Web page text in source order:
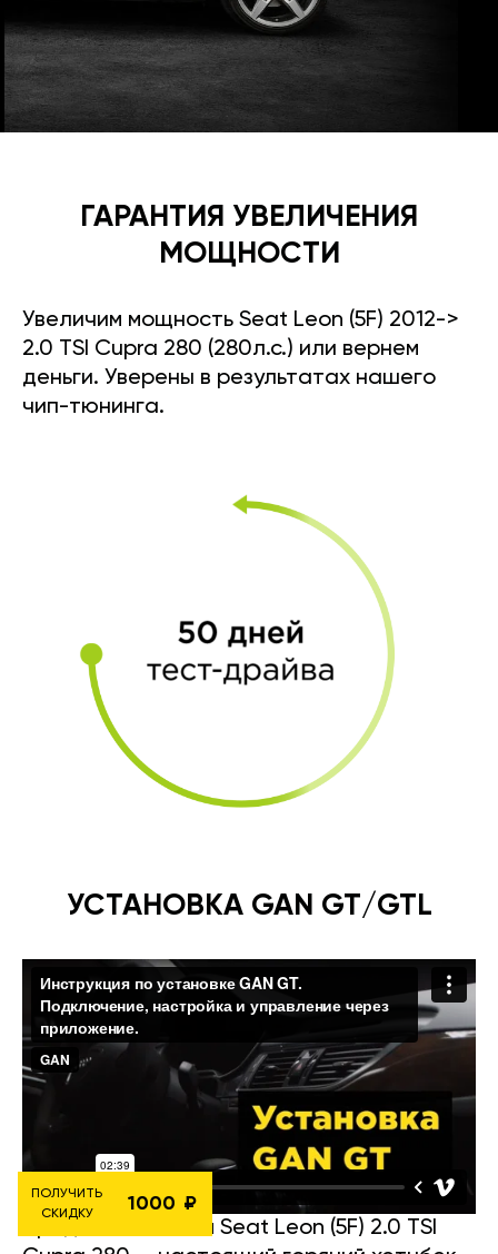
ГАРАНТИЯ УВЕЛИЧЕНИЯ
МОЩНОСТИ
Увеличим мощность Seat Leon (5F) 2012->
2.0 TSI Cupra 280 (280л.с.) или вернем
деньги. Уверены в результатах нашего
чип-тюнинга.
УСТАНОВКА GAN GT/GTL
Представляю вам Seat Leon (5F) 2.0 TSI
ПОЛУЧИТЬ
СКИДКУ
1000